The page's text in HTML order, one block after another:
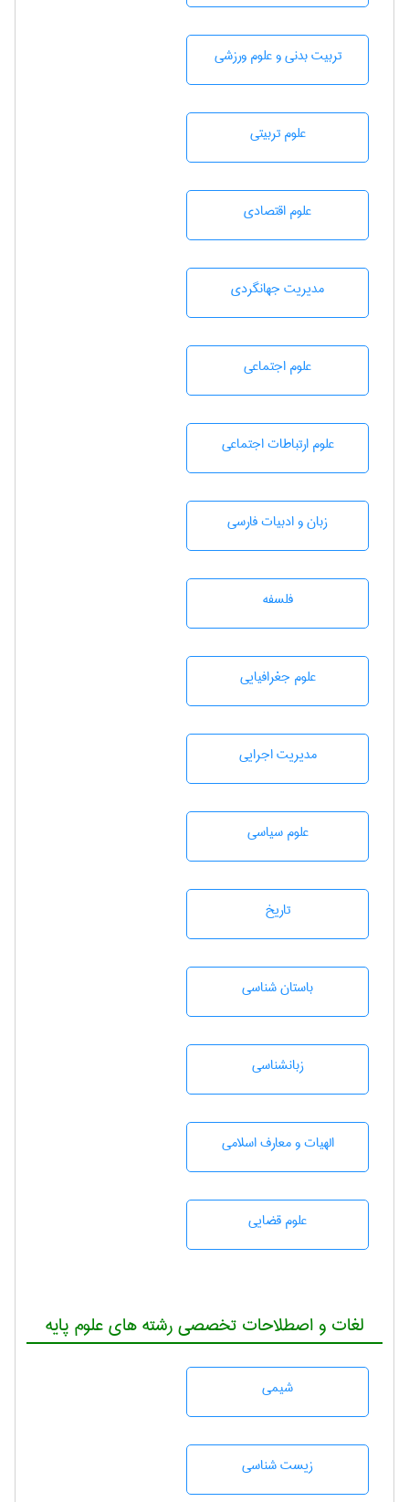
تربيت بدنی و علوم ورزشی
علوم تربيتی
علوم اقتصادی
مديريت جهانگردی
علوم اجتماعی
علوم ارتباطات اجتماعی
زبان و ادبيات فارسی
فلسفه
علوم جغرافيايی
مديريت اجرايی
علوم سياسی
تاريخ
باستان شناسی
زبانشناسی
الهیات و معارف اسلامی
علوم قضایی
لغات و اصطلاحات تخصصی رشته های علوم پایه
شيمی
زيست شناسی